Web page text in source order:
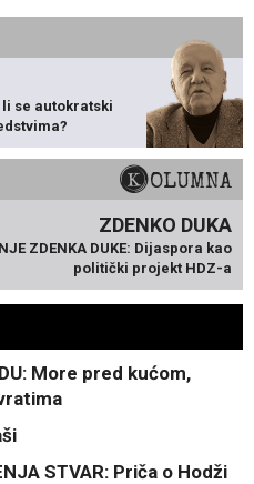
li se autokratski
KOLUMNA
ZDENKO DUKA
ZDENKA DUKE: Dijaspora kao
politički projekt HDZ-a
More pred kućom,
STVAR: Priča o Hodži